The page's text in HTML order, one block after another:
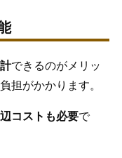
できるのがメリッ
担がかかります。
コストも必要で